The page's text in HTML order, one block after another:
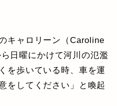
キャロリーン（Caroline
日曜にかけて河川の氾濫
を歩いている時、車を運
をしてください」と喚起